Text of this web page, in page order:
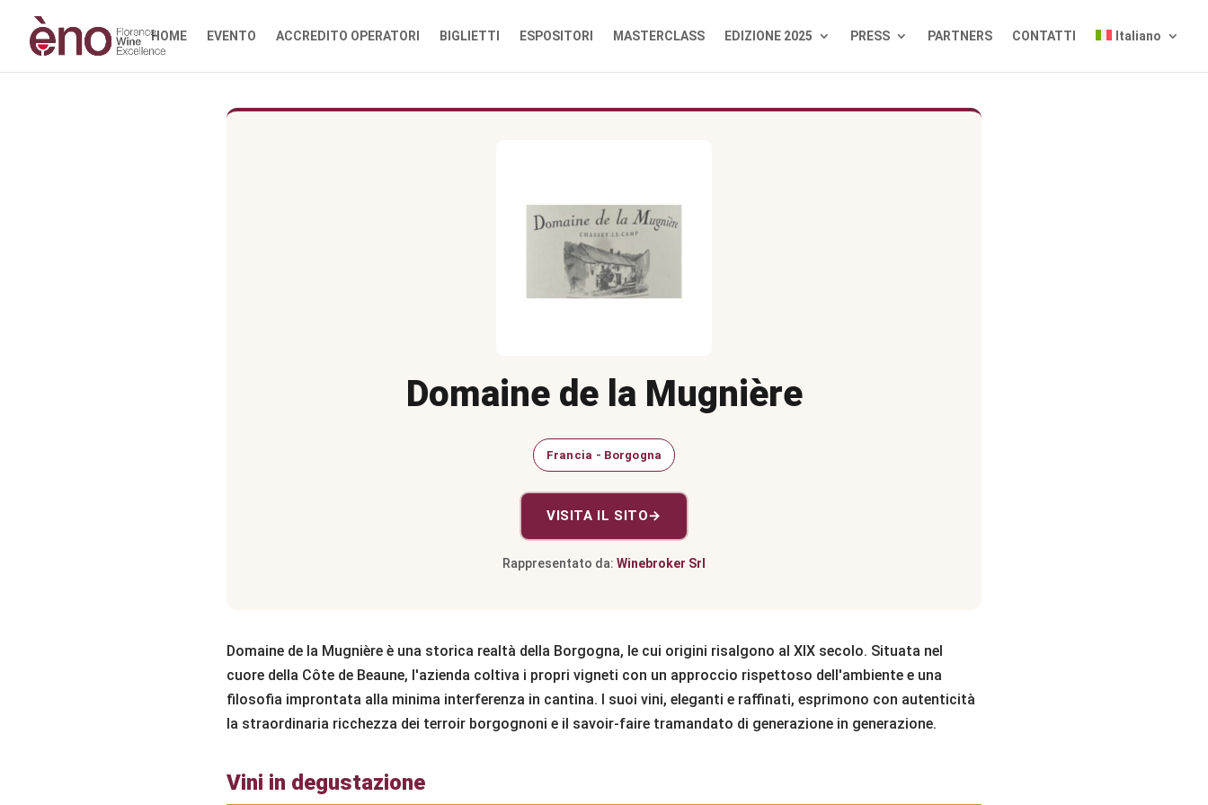
HOME EVENTO ACCREDITO OPERATORI BIGLIETTI ESPOSITORI MASTERCLASS EDIZIONE 2025 PRESS PARTNERS CONTATTI Italiano
Domaine de la Mugnière
Francia - Borgogna
VISITA IL SITO→
Rappresentato da: Winebroker Srl
Domaine de la Mugnière è una storica realtà della Borgogna, le cui origini risalgono al XIX secolo. Situata nel
cuore della Côte de Beaune, l'azienda coltiva i propri vigneti con un approccio rispettoso dell'ambiente e una
filosofia improntata alla minima interferenza in cantina. I suoi vini, eleganti e raffinati, esprimono con autenticità
la straordinaria ricchezza dei terroir borgognoni e il savoir-faire tramandato di generazione in generazione.
Vini in degustazione